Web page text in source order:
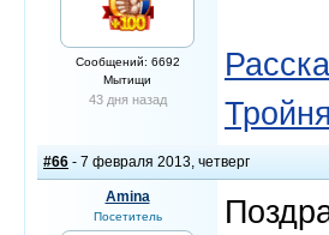
Сообщений: 6692
Мытищи
43 дня назад
#66 - 7 февраля 2013, четверг
Amina
Посетитель